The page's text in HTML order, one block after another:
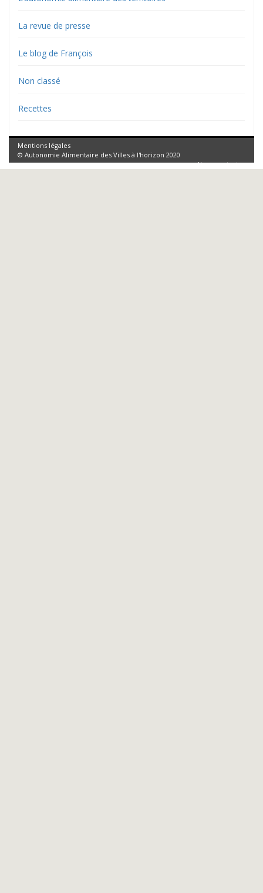
La revue de presse
Le blog de François
Non classé
Recettes
Mentions légales
© Autonomie Alimentaire des Villes à l'horizon 2020
Nous contacter